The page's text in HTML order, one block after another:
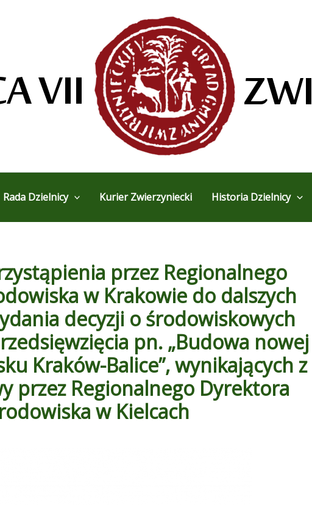
Rada Dzielnicy Kurier Zwierzyniecki Historia Dzielnicy
przez Regionalnego
w Krakowie do dalszych
decyzji o środowiskowych
pn. „Budowa nowej
Kraków-Balice”, wynikających z
przez Regionalnego Dyrektora
w Kielcach